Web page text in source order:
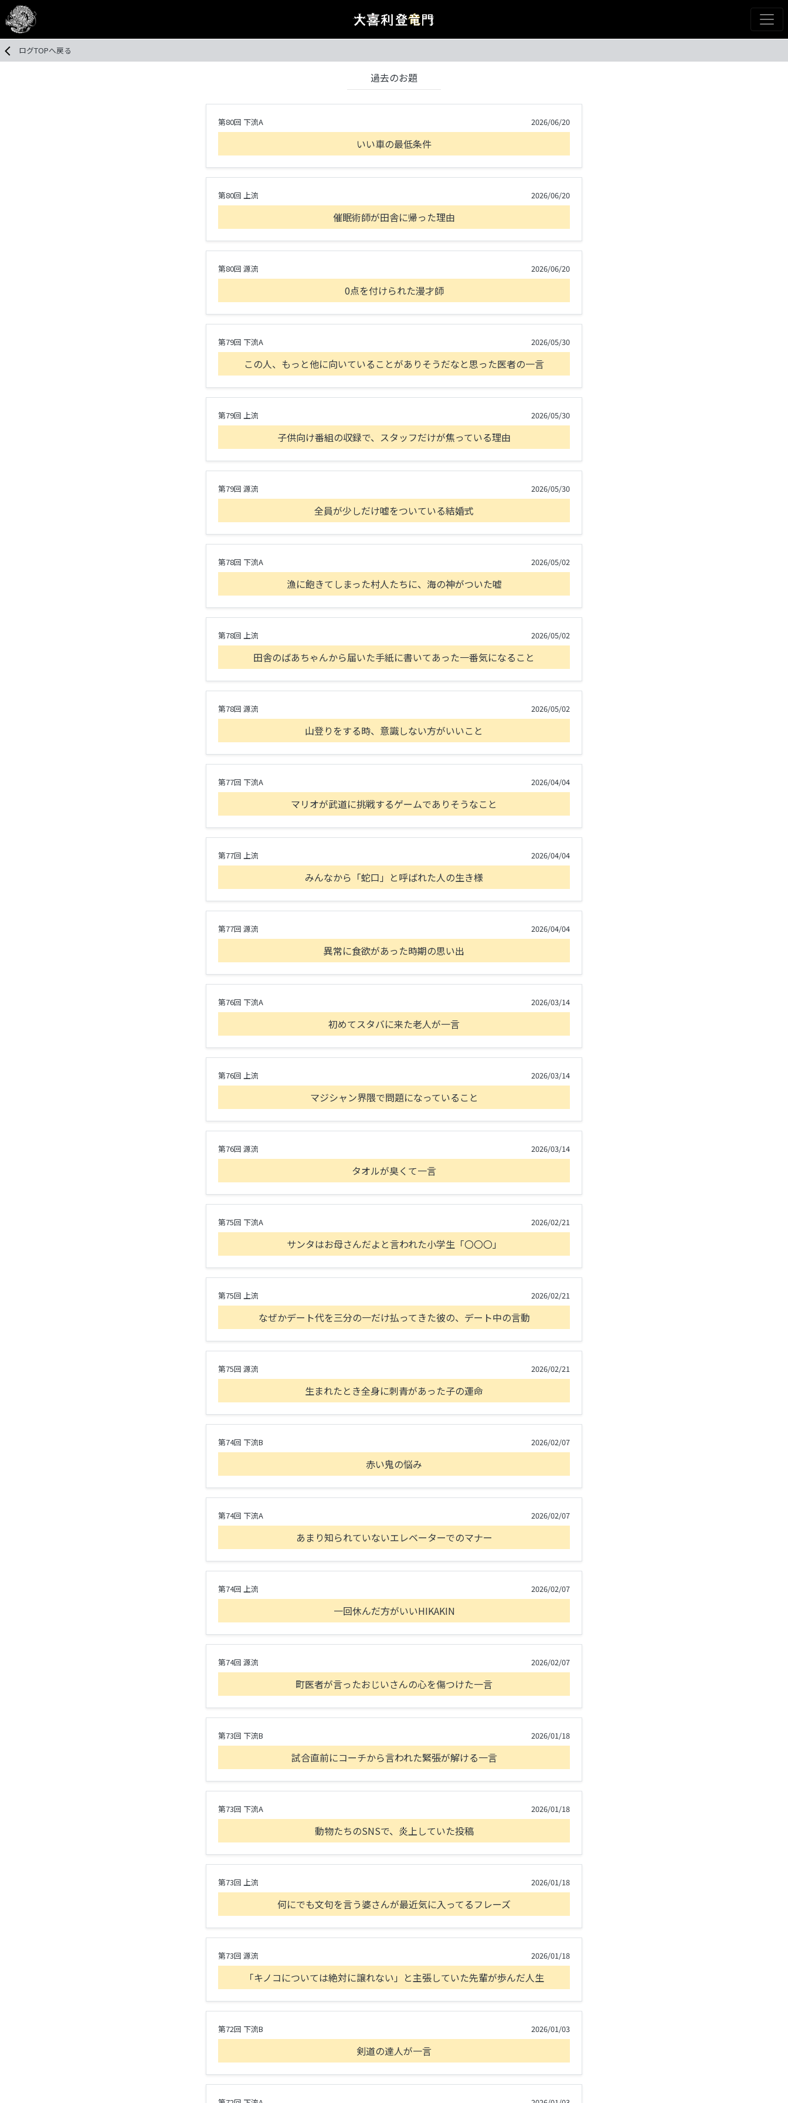
ログTOPへ戻る
過去のお題
第80回 下流A 2026/06/20
いい車の最低条件
第80回 上流 2026/06/20
催眠術師が田舎に帰った理由
第80回 源流 2026/06/20
0点を付けられた漫才師
第79回 下流A 2026/05/30
この人、もっと他に向いていることがありそうだなと思った医者の一言
第79回 上流 2026/05/30
子供向け番組の収録で、スタッフだけが焦っている理由
第79回 源流 2026/05/30
全員が少しだけ嘘をついている結婚式
第78回 下流A 2026/05/02
漁に飽きてしまった村人たちに、海の神がついた嘘
第78回 上流 2026/05/02
田舎のばあちゃんから届いた手紙に書いてあった一番気になること
第78回 源流 2026/05/02
山登りをする時、意識しない方がいいこと
第77回 下流A 2026/04/04
マリオが武道に挑戦するゲームでありそうなこと
第77回 上流 2026/04/04
みんなから「蛇口」と呼ばれた人の生き様
第77回 源流 2026/04/04
異常に食欲があった時期の思い出
第76回 下流A 2026/03/14
初めてスタバに来た老人が一言
第76回 上流 2026/03/14
マジシャン界隈で問題になっていること
第76回 源流 2026/03/14
タオルが臭くて一言
第75回 下流A 2026/02/21
サンタはお母さんだよと言われた小学生「〇〇〇」
第75回 上流 2026/02/21
なぜかデート代を三分の一だけ払ってきた彼の、デート中の言動
第75回 源流 2026/02/21
生まれたとき全身に刺青があった子の運命
第74回 下流B 2026/02/07
赤い鬼の悩み
第74回 下流A 2026/02/07
あまり知られていないエレベーターでのマナー
第74回 上流 2026/02/07
一回休んだ方がいいHIKAKIN
第74回 源流 2026/02/07
町医者が言ったおじいさんの心を傷つけた一言
第73回 下流B 2026/01/18
試合直前にコーチから言われた緊張が解ける一言
第73回 下流A 2026/01/18
動物たちのSNSで、炎上していた投稿
第73回 上流 2026/01/18
何にでも文句を言う婆さんが最近気に入ってるフレーズ
第73回 源流 2026/01/18
「キノコについては絶対に譲れない」と主張していた先輩が歩んだ人生
第72回 下流B 2026/01/03
剣道の達人が一言